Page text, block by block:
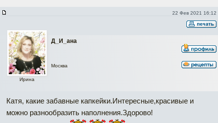
22 Фев 2021 16:12
Д_И_ана
Ирина
Москва
Катя, какие забавные капкейки.Интересные,красивые и
можно разнообразить наполнения.Здорово!